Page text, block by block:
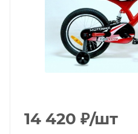
14 420 ₽/шт